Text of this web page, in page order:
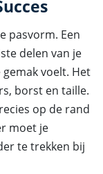
pasvorm. Een
delen van je
voelt. Het
borst en taille.
op de rand
moet je
te trekken bij